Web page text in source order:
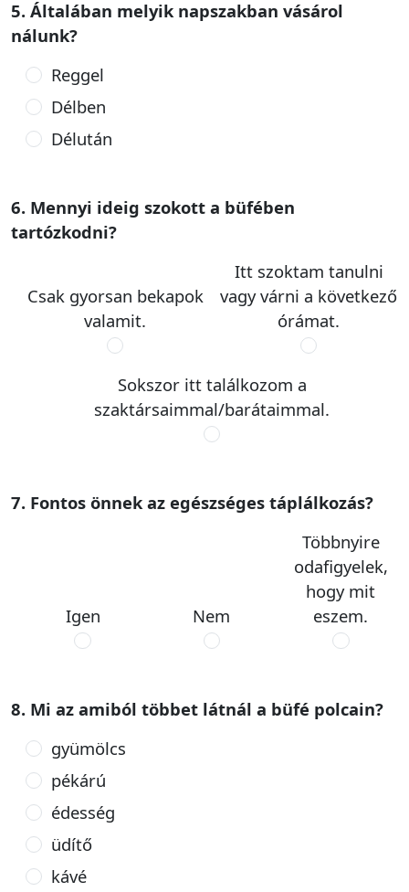
5. Általában melyik napszakban vásárol
nálunk?
Reggel
Délben
Délután
6. Mennyi ideig szokott a büfében
tartózkodni?
Csak gyorsan bekapok
valamit.
Itt szoktam tanulni
vagy várni a következő
órámat.
Sokszor itt találkozom a
szaktársaimmal/barátaimmal.
7. Fontos önnek az egészséges táplálkozás?
Igen Nem
Többnyire
odafigyelek,
hogy mit
eszem.
8. Mi az amiból többet látnál a büfé polcain?
gyümölcs
pékárú
édesség
üdítő
kávé